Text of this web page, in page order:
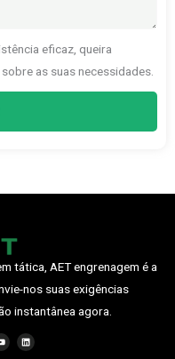
eficaz, queira
as suas necessidades.
tática, AET engrenagem é a
nos suas exigências
instantânea agora.
Y
o
u
O
L
i